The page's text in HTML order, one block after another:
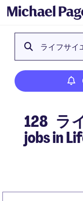
ライフサイ
128 ラ
jobs in